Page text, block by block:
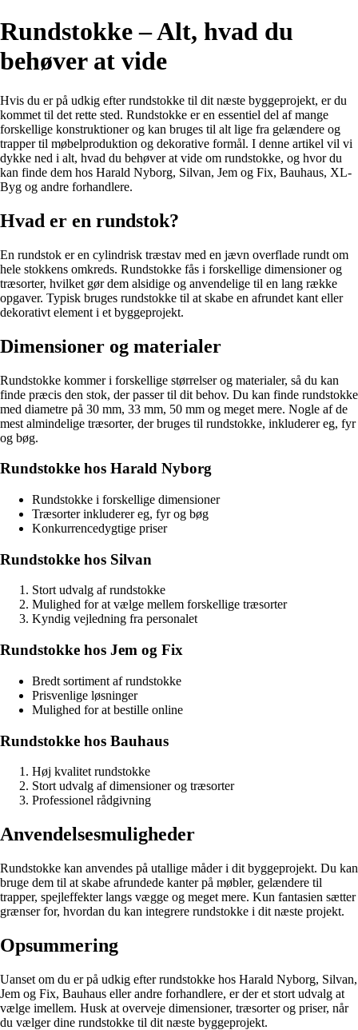
Rundstokke – Alt, hvad du
behøver at vide
Hvis du er på udkig efter rundstokke til dit næste byggeprojekt, er du
kommet til det rette sted. Rundstokke er en essentiel del af mange
forskellige konstruktioner og kan bruges til alt lige fra gelændere og
trapper til møbelproduktion og dekorative formål. I denne artikel vil vi
dykke ned i alt, hvad du behøver at vide om rundstokke, og hvor du
kan finde dem hos Harald Nyborg, Silvan, Jem og Fix, Bauhaus, XL-
Byg og andre forhandlere.
Hvad er en rundstok?
En rundstok er en cylindrisk træstav med en jævn overflade rundt om
hele stokkens omkreds. Rundstokke fås i forskellige dimensioner og
træsorter, hvilket gør dem alsidige og anvendelige til en lang række
opgaver. Typisk bruges rundstokke til at skabe en afrundet kant eller
dekorativt element i et byggeprojekt.
Dimensioner og materialer
Rundstokke kommer i forskellige størrelser og materialer, så du kan
finde præcis den stok, der passer til dit behov. Du kan finde rundstokke
med diametre på 30 mm, 33 mm, 50 mm og meget mere. Nogle af de
mest almindelige træsorter, der bruges til rundstokke, inkluderer eg, fyr
og bøg.
Rundstokke hos Harald Nyborg
Rundstokke i forskellige dimensioner
Træsorter inkluderer eg, fyr og bøg
Konkurrencedygtige priser
Rundstokke hos Silvan
Stort udvalg af rundstokke
Mulighed for at vælge mellem forskellige træsorter
Kyndig vejledning fra personalet
Rundstokke hos Jem og Fix
Bredt sortiment af rundstokke
Prisvenlige løsninger
Mulighed for at bestille online
Rundstokke hos Bauhaus
Høj kvalitet rundstokke
Stort udvalg af dimensioner og træsorter
Professionel rådgivning
Anvendelsesmuligheder
Rundstokke kan anvendes på utallige måder i dit byggeprojekt. Du kan
bruge dem til at skabe afrundede kanter på møbler, gelændere til
trapper, spejleffekter langs vægge og meget mere. Kun fantasien sætter
grænser for, hvordan du kan integrere rundstokke i dit næste projekt.
Opsummering
Uanset om du er på udkig efter rundstokke hos Harald Nyborg, Silvan,
Jem og Fix, Bauhaus eller andre forhandlere, er der et stort udvalg at
vælge imellem. Husk at overveje dimensioner, træsorter og priser, når
du vælger dine rundstokke til dit næste byggeprojekt.